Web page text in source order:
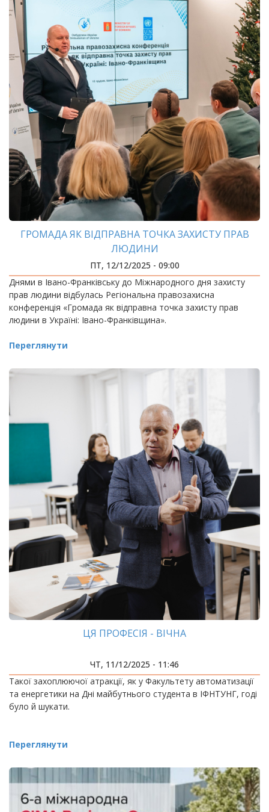
ГРОМАДА ЯК ВІДПРАВНА ТОЧКА ЗАХИСТУ ПРАВ
ЛЮДИНИ
ПТ, 12/12/2025 - 09:00
Днями в Івано-Франківську до Міжнародного дня захисту
прав людини відбулась Регіональна правозахисна
конференція «Громада як відправна точка захисту прав
людини в Україні: Івано-Франківщина».
Переглянути
ЦЯ ПРОФЕСІЯ - ВІЧНА
ЧТ, 11/12/2025 - 11:46
Такої захоплюючої атракції, як у Факультету автоматизації
та енергетики на Дні майбутнього студента в ІФНТУНГ, годі
було й шукати.
Переглянути